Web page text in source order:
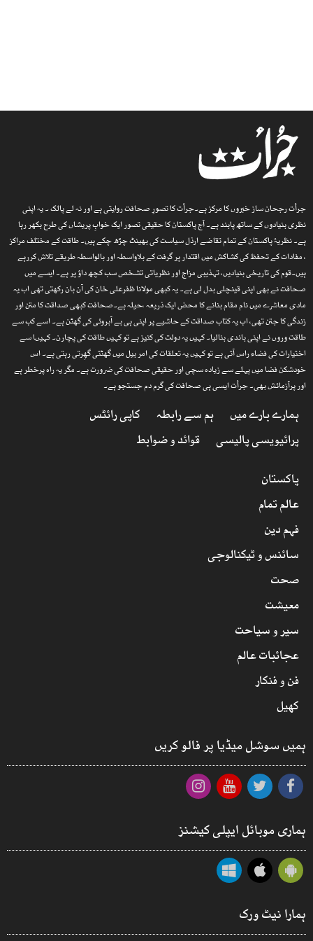
جرأت رجحان ساز خبروں کا مرکز ہے۔جرأت کا تصورِ صحافت روایتی ہے اور نہ لے پالک ۔ یہ اپنی
نظری بنیادوں کے ساتھ پابند ہے۔ آج پاکستان کا حقیقی تصور ایک خوابِ پریشاں کی طرح بکھر رہا
ہے۔ نظریۂ پاکستان کے تمام تقاضے ارذل سیاست کی بھینٹ چڑھ چکے ہیں۔ طاقت کے مختلف مراکز
، مفادات کے تحفظ کی کشاکش میں اقتدار پر گرفت کے بلاواسطہ اور بالواسطہ طریقے تلاش کررہے
ہیں۔قوم کی تاریخی بنیادیں، تہذیبی مزاج اور نظریاتی تشخص سب کچھ داؤ پر ہے۔ ایسے میں
صحافت نے بھی اپنی قینچلی بدل لی ہے۔ یہ کبھی مولانا ظفرعلی خان کی آن بان رکھتی تھی اب یہ
مادی معاشرے میں نام مقام بنانے کا محض ایک ذریعہ ،حیلہ ہے۔صحافت کبھی صداقت کا متن اور
زندگی کا جتن تھی، اب یہ کتاب صداقت کے حاشیے پر اپنی ہی بے آبروئی کی گھٹن ہے۔ اسے کب سے
طاقت وروں نے اپنی باندی بنالیا۔ کہیں یہ دولت کی کنیز ہے تو کہیں طاقت کی پچارن۔ کہیںا سے
اختیارات کی فضاء راس آتی ہے تو کہیں یہ تعلقات کی امر بیل میں گھٹتی گھِرتی رہتی ہے۔ اس
خودشکن فضا میں پہلے سے زیادہ سچی اور حقیقی صحافت کی ضرورت ہے۔ مگر یہ راہ پرخطر ہے
اور پرآزمائش بھی۔ جرأت ایسی ہی صحافت کی گرم دم جستجو ہے۔
ہمارے بارے میں ہم سے رابطہ
کاپی رائٹس
پرائیویسی پالیسی
قوائد و ضوابط
پاکستان
عالم تمام
فہم دین
سائنس و ٹیکنالوجی
صحت
معیشت
سیر و سیاحت
عجائبات عالم
فن و فنکار
کھیل
ہمیں سوشل میڈیا پر فالو کریں
ہماری موبائل ایپلی کیشنز
ہمارا نیٹ ورک